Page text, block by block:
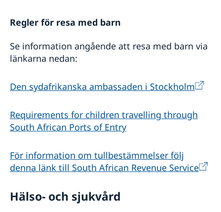
Regler för resa med barn
Se information angående att resa med barn via
länkarna nedan:
Den sydafrikanska ambassaden i Stockholm
Requirements for children travelling through
South African Ports of Entry
För information om tullbestämmelser följ
denna länk till South African Revenue Service
Hälso- och sjukvård